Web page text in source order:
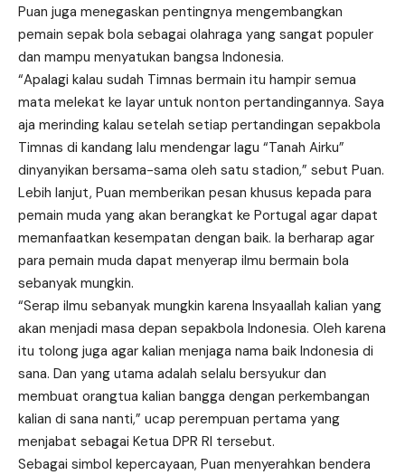
Puan juga menegaskan pentingnya mengembangkan
pemain sepak bola sebagai olahraga yang sangat populer
dan mampu menyatukan bangsa Indonesia.
“Apalagi kalau sudah Timnas bermain itu hampir semua
mata melekat ke layar untuk nonton pertandingannya. Saya
aja merinding kalau setelah setiap pertandingan sepakbola
Timnas di kandang lalu mendengar lagu “Tanah Airku”
dinyanyikan bersama-sama oleh satu stadion,” sebut Puan.
Lebih lanjut, Puan memberikan pesan khusus kepada para
pemain muda yang akan berangkat ke Portugal agar dapat
memanfaatkan kesempatan dengan baik. Ia berharap agar
para pemain muda dapat menyerap ilmu bermain bola
sebanyak mungkin.
“Serap ilmu sebanyak mungkin karena Insyaallah kalian yang
akan menjadi masa depan sepakbola Indonesia. Oleh karena
itu tolong juga agar kalian menjaga nama baik Indonesia di
sana. Dan yang utama adalah selalu bersyukur dan
membuat orangtua kalian bangga dengan perkembangan
kalian di sana nanti,” ucap perempuan pertama yang
menjabat sebagai Ketua DPR RI tersebut.
Sebagai simbol kepercayaan, Puan menyerahkan bendera